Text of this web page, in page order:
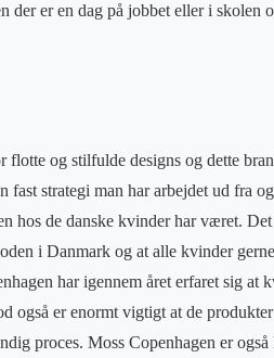
er en dag på jobbet eller i skolen
og stilfulde designs og dette
strategi man har arbejdet ud fra
hos de danske kvinder har været.
i Danmark og at alle kvinder
har igennem året erfaret sig at
også er enormt vigtigt at de
proces. Moss Copenhagen er